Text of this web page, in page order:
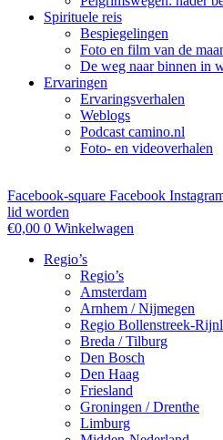
Spirituele reis
Bespiegelingen
Foto en film van de
De weg naar binnen in
Ervaringen
Ervaringsverhalen
Weblogs
Podcast camino.nl
Foto- en videoverhalen
Facebook-square Facebook
lid worden
€0,00 0 Winkelwagen
Regio’s
Regio’s
Amsterdam
Arnhem / Nijmegen
Regio Bollenstreek-
Breda / Tilburg
Den Bosch
Den Haag
Friesland
Groningen / Drenthe
Limburg